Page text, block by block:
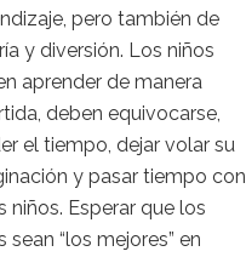
pero también de
y diversión. Los niños
aprender de manera
deben equivocarse,
el tiempo, dejar volar su
y pasar tiempo con
niños. Esperar que los
sean “los mejores” en